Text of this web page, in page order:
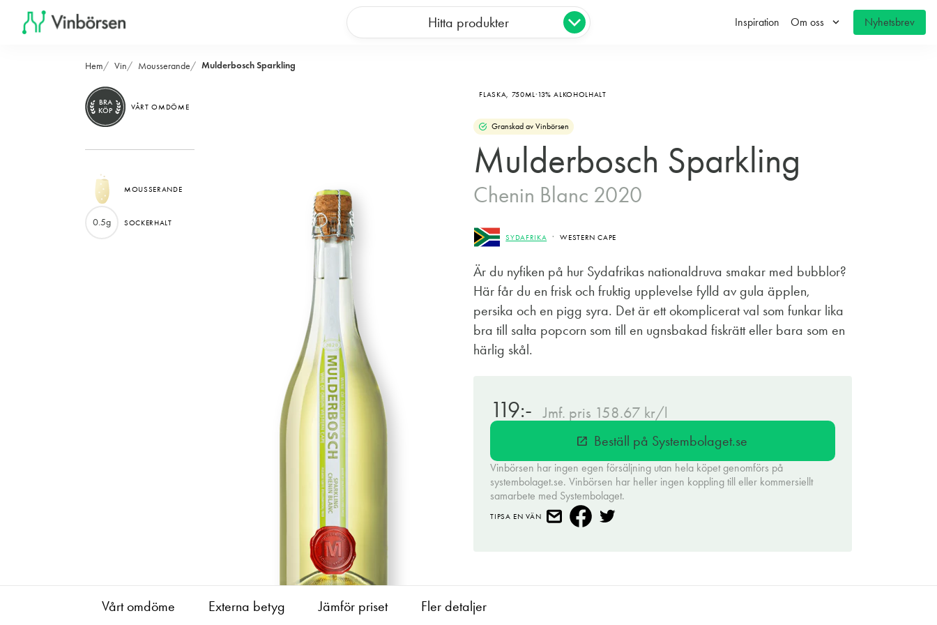
Hitta produkter Inspiration Om oss keyboard_arrow_down Nyhetsbrev
Hem Vin Mousserande Mulderbosch Sparkling
FLASKA, 750ML 13% ALKOHOLHALT
Granskad av Vinbörsen
Mulderbosch Sparkling
Chenin Blanc 2020
SYDAFRIKA WESTERN CAPE
Är du nyfiken på hur Sydafrikas nationaldruva smakar med bubblor?
Här får du en frisk och fruktig upplevelse fylld av gula äpplen,
persika och en pigg syra. Det är ett okomplicerat val som funkar lika
bra till salta popcorn som till en ugnsbakad fiskrätt eller bara som en
härlig skål.
BRA
KÖP
VÅRT OMDÖME
MOUSSERANDE
0.5g SOCKERHALT
119:- Jmf. pris 158.67 kr/l
open_in_new Beställ på Systembolaget.se
Vinbörsen har ingen egen försäljning utan hela köpet genomförs på
systembolaget.se. Vinbörsen har heller ingen koppling till eller kommersiellt
samarbete med Systembolaget.
TIPSA EN VÄN
Vårt omdöme Externa betyg Jämför priset Fler detaljer